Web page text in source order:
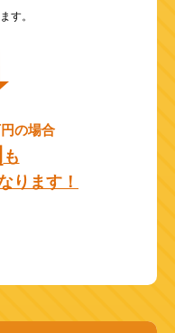
す。
の場合
も
ります！